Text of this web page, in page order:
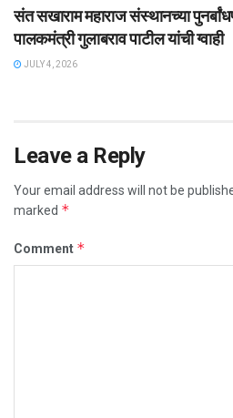
संत सखाराम महाराज संस्थानच्या
पालकमंत्री गुलाबराव पाटील यांची ग्वाही
JULY 4, 2026
Leave a Reply
Your email address will not be
marked *
Comment *